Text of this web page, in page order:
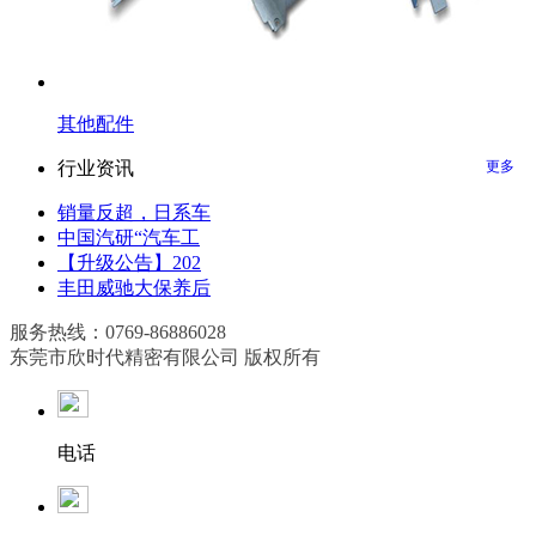
其他配件
行业资讯 更多
销量反超，日系车
中国汽研“汽车工
【升级公告】202
丰田威驰大保养后
服务热线：0769-86886028
东莞市欣时代精密有限公司 版权所有
电话